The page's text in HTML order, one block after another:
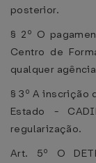
posterior.
§ 2º O
Centro de
qualquer
§ 3º A inscrição
Estado -
regularização.
Art. 5º O